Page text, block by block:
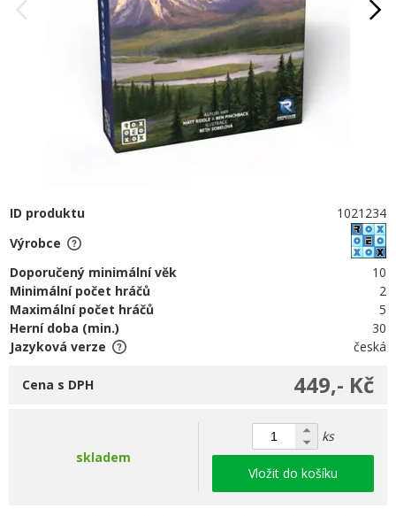
ID produktu
1021234
Výrobce
Doporučený minimální věk
10
Minimální počet hráčů
2
Maximální počet hráčů
5
Herní doba (min.)
30
Jazyková verze
česká
449,- Kč
Cena s DPH
skladem
ks
Vložit do košíku